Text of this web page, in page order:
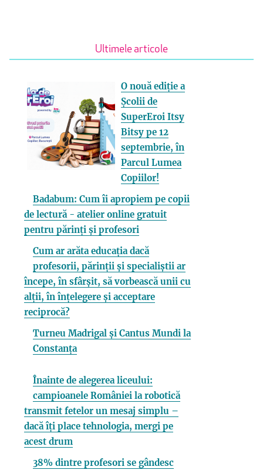
Ultimele articole
O nouă ediție a
Școlii de
SuperEroi Itsy
Bitsy pe 12
septembrie, în
Parcul Lumea
Copiilor!
Badabum: Cum îi apropiem pe copii
de lectură - atelier online gratuit
pentru părinți și profesori
Cum ar arăta educația dacă
profesorii, părinții și specialiștii ar
începe, în sfârșit, să vorbească unii cu
alții, în înțelegere și acceptare
reciprocă?
Turneu Madrigal și Cantus Mundi la
Constanța
Înainte de alegerea liceului:
campioanele României la robotică
transmit fetelor un mesaj simplu –
dacă îți place tehnologia, mergi pe
acest drum
38% dintre profesori se gândesc